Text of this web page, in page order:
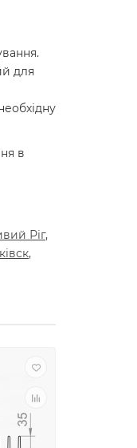
для
в
Рiг,
,